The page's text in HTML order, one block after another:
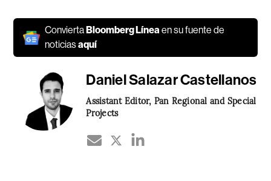
Convierta Bloomberg Líneaen su fuente de
noticiasaquí
Daniel Salazar Castellanos
Assistant Editor, Pan Regional and Special
Projects